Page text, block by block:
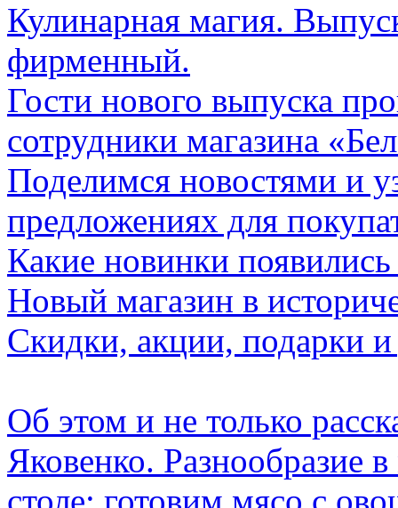
Кулинарная магия.
фирменный.
Гости нового выпуска
сотрудники магазина
Поделимся новостями и
предложениях для
Какие новинки появились
Новый магазин в
Скидки, акции, подарки и
Об этом и не только
Яковенко. Разнообразие